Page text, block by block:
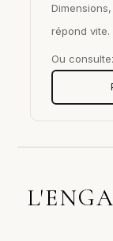
répond vite.
Ou